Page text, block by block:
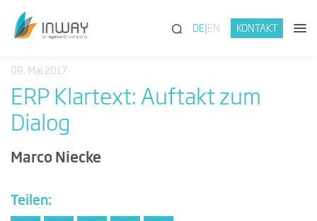
(SUCHE)
DE EN KONTAKT
09. Mai 2017
ERP Klartext: Auftakt zum
Dialog
Marco Niecke
Teilen: